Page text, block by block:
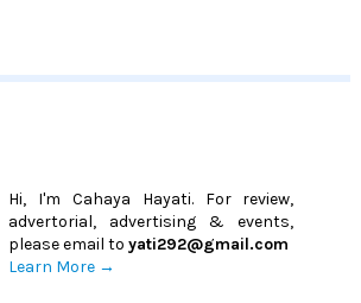
Hi, I'm Cahaya Hayati. For review,
advertorial, advertising & events,
please email toyati292@gmail.com
Learn More →